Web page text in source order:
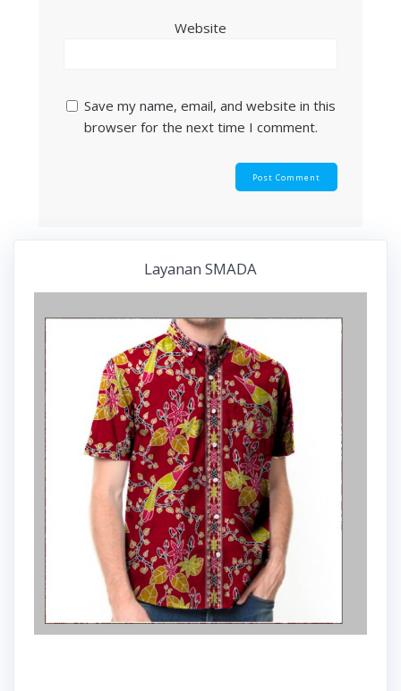
Website
Save my name, email, and website in this
browser for the next time I comment.
Layanan SMADA